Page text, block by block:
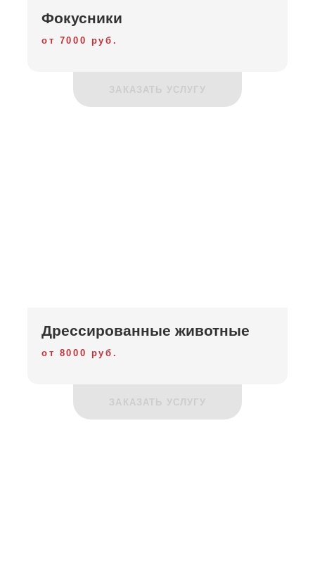
Фокусники
от 7000 руб.
ЗАКАЗАТЬ УСЛУГУ
Дрессированные животные
от 8000 руб.
ЗАКАЗАТЬ УСЛУГУ